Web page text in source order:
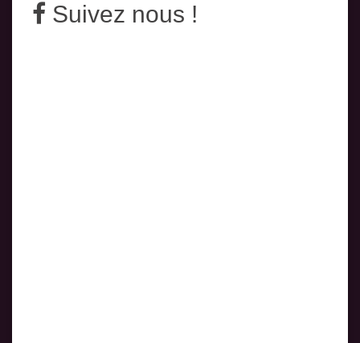
Suivez nous !